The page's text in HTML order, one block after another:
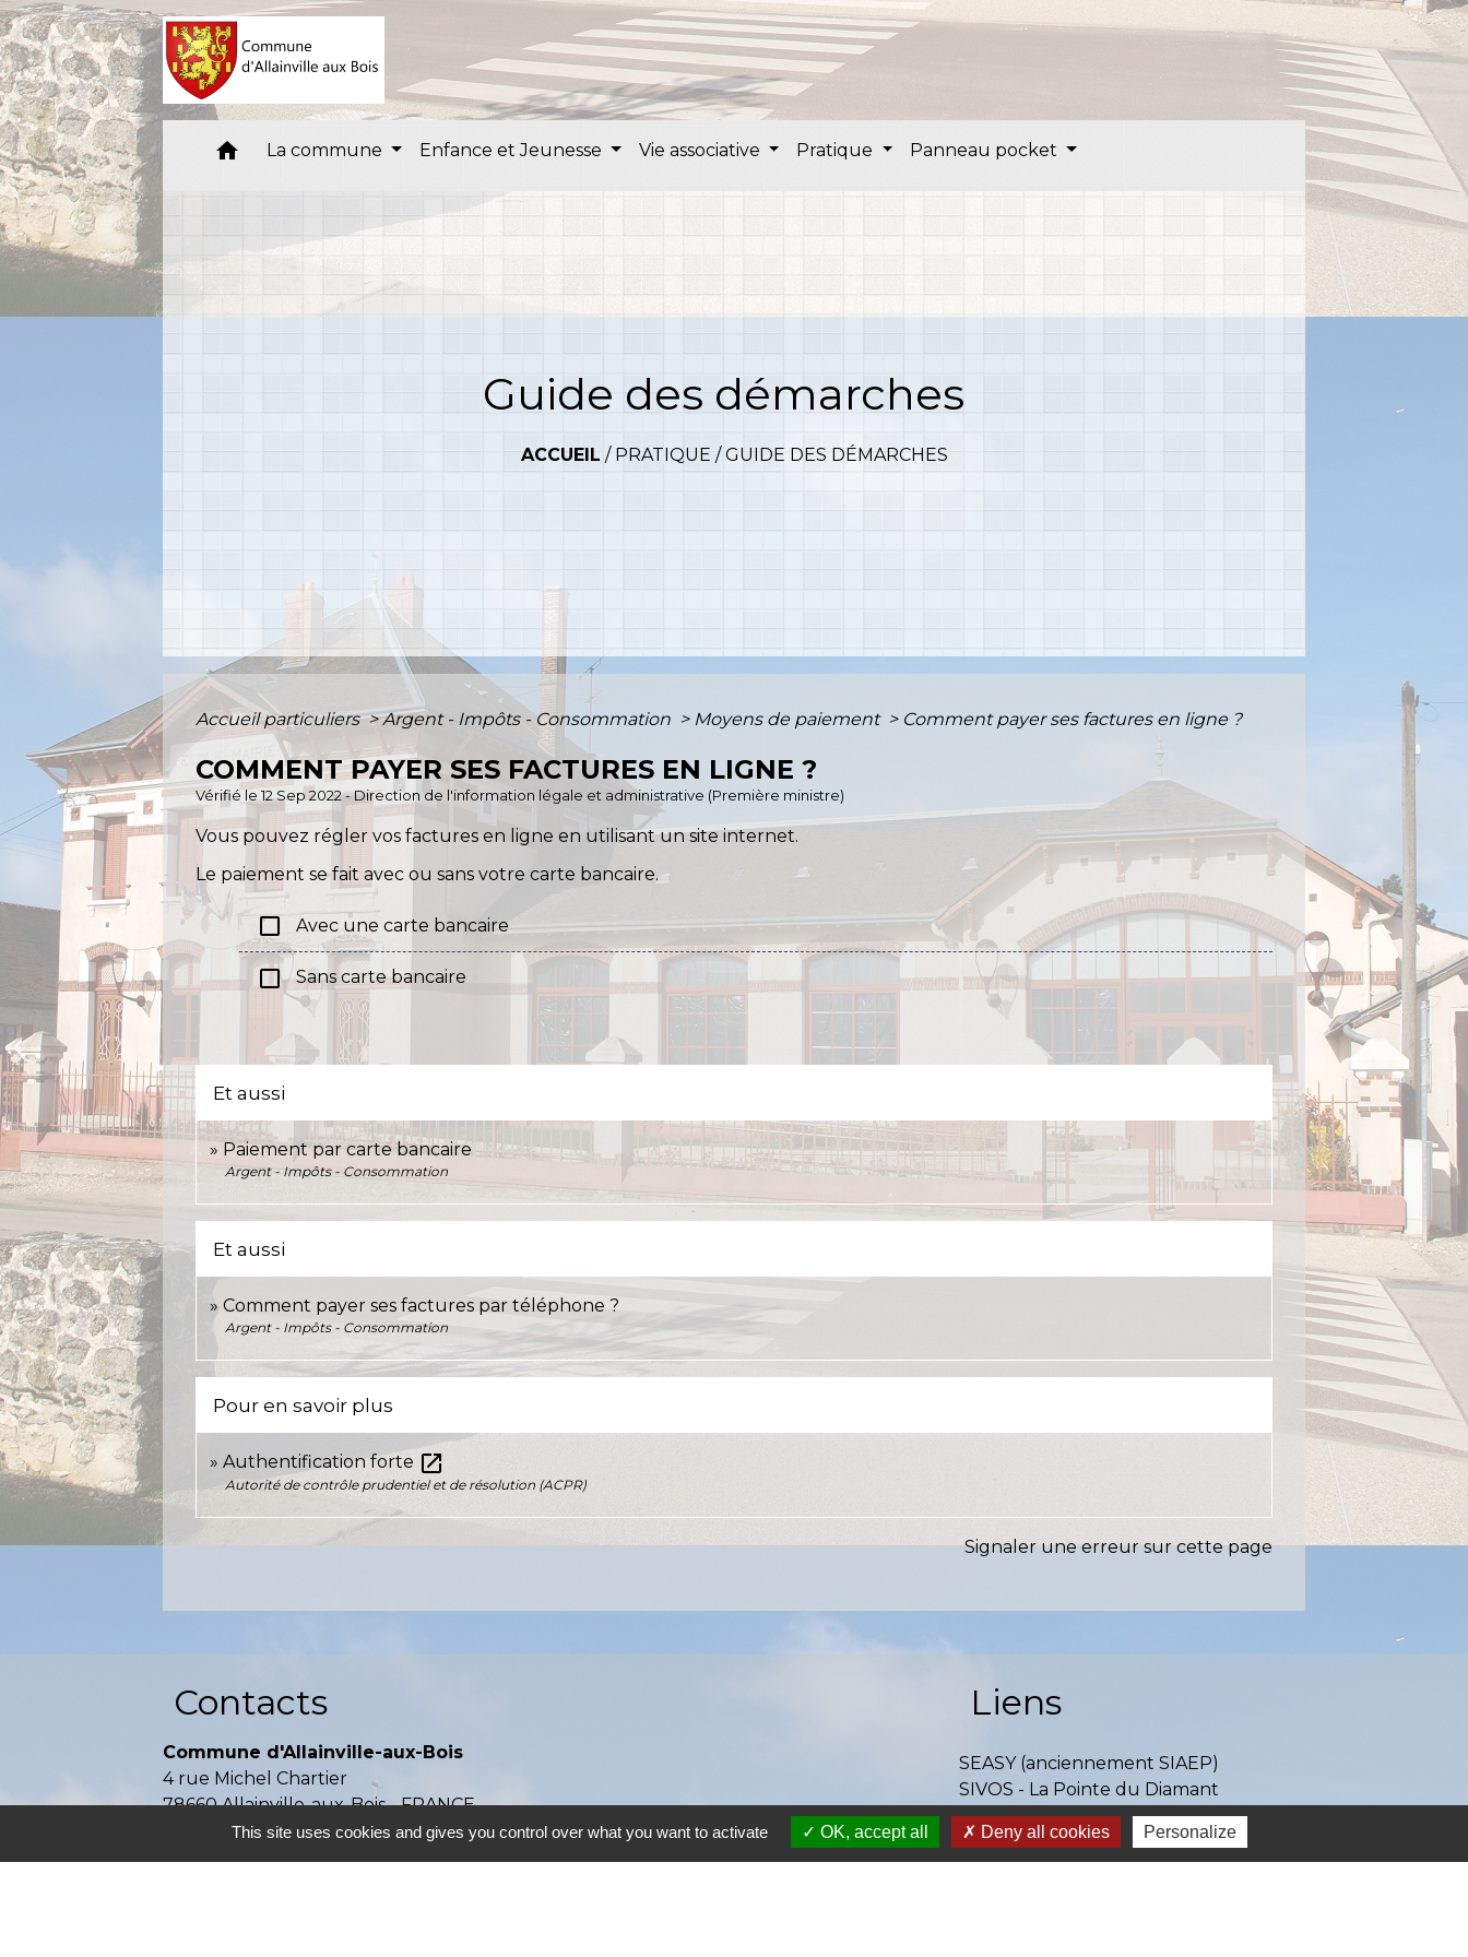
home La commune Enfance et Jeunesse Vie associative Pratique Panneau pocket
Guide des démarches
ACCUEIL / PRATIQUE /GUIDE DES DÉMARCHES
Accueil particuliers> Argent - Impôts - Consommation > Moyens de paiement > Comment payer ses factures en ligne ?
COMMENT PAYER SES FACTURES EN LIGNE ?
Vérifié le 12 Sep 2022 - Direction de l'information légale et administrative (Première ministre)
Vous pouvez régler vos factures en ligne en utilisant un site internet.
Le paiement se fait avec ou sans votre carte bancaire.
check_box_outline_blank Avec une carte bancaire
check_box_outline_blank Sans carte bancaire
Et aussi
Paiement par carte bancaire
Argent - Impôts - Consommation
Et aussi
Comment payer ses factures par téléphone ?
Argent - Impôts - Consommation
Pour en savoir plus
Authentification forte open_in_new
Autorité de contrôle prudentiel et de résolution (ACPR)
Signaler une erreur sur cette page
Contacts
Commune d'Allainville-aux-Bois
4 rue Michel Chartier
78660 Allainville-aux-Bois - FRANCE
+33 1 30 59 00 03
Contact par formulaire
Liens
SEASY (anciennement SIAEP)
SIVOS - La Pointe du Diamant
SICTOM - Rambouillet
Rambouillet Territoires
SITREVA
This site uses cookies and gives you control over what you want to activate OK, accept all Deny all cookies Personalize